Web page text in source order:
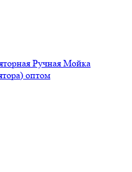
Ручная Мойка
оптом